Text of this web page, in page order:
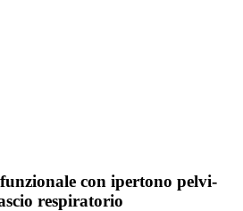
con ipertono pelvi-
respiratorio